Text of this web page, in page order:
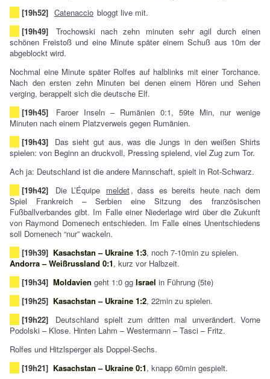
[19h52] Catenaccio bloggt live mit.
[19h49]
Trochowski nach zehn minuten sehr agil durch einen
schönen Freistoß und eine Minute später einem Schuß aus 10m der
abgeblockt wird.
Nochmal eine Minute später Rolfes auf halblinks mit einer Torchance.
Nach den ersten zehn Minuten bei denen einem Hören und Sehen
verging, berappelt sich die deutsche Elf.
[19h45]
Faroer Inseln – Rumänien 0:1, 59te Min, nur wenige
Minuten nach einem Platzverweis gegen Rumänien.
[19h43]
Das sieht gut aus, was die Jungs in den weißen Shirts
spielen: von Beginn an druckvoll, Pressing spielend, viel Zug zum Tor.
Ach ja: Deutschland ist die andere Mannschaft, spielt in Rot-Schwarz.
[19h42]
Die L’Équipe meldet, dass es bereits heute nach dem
Spiel Frankreich – Serbien eine Sitzung des französischen
Fußballverbandes gibt. Im Falle einer Niederlage wird über die Zukunft
von Raymond Domenech entschieden. Im Falle eines Unentschiedens
soll Domenech “nur” wackeln.
[19h39] Kasachstan – Ukraine 1:3, noch 7-10min zu spielen.
Andorra – Weißrussland 0:1, kurz vor Halbzeit.
[19h34] Moldavien geht 1:0 gg Israel in Führung (5te)
[19h25] Kasachstan – Ukraine 1:2, 22min zu spielen.
[19h22]
Deutschland spielt zum dritten mal unverändert. Vorne
Podolski – Klose. Hinten Lahm – Westermann – Tasci – Fritz.
Rolfes und Hitzlsperger als Doppel-Sechs.
[19h21] Kasachstan – Ukraine 0:1, knapp 60min gespielt.